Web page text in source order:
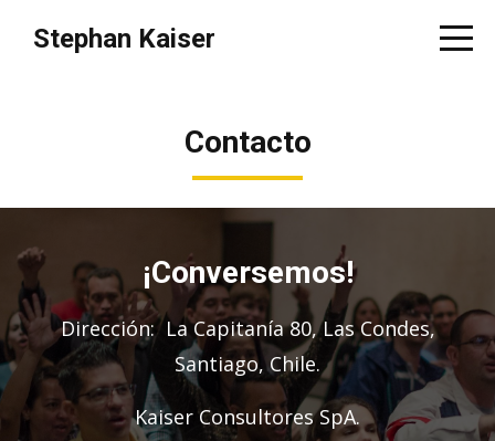
Stephan Kaiser
Contacto
¡Conversemos!
Dirección: La Capitanía 80, Las Condes,
Santiago, Chile.
Kaiser Consultores SpA.